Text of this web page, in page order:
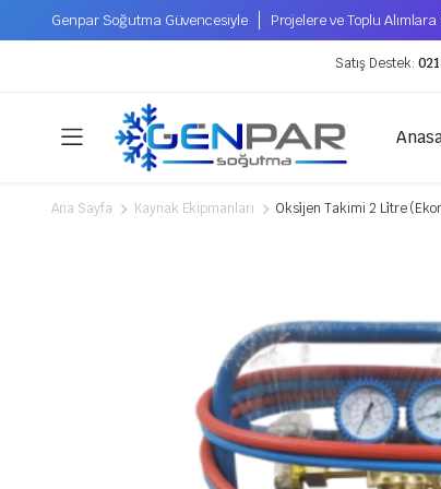
Genpar Soğutma Güvencesiyle Projelere ve Toplu
Satış Destek:
Tecumseh Kompresör
Xecom Kompresör
Scroll Kompresörler
Ana Sayfa Kaynak Ekipmanları Oksi̇jen Takimi 2 Li̇tre